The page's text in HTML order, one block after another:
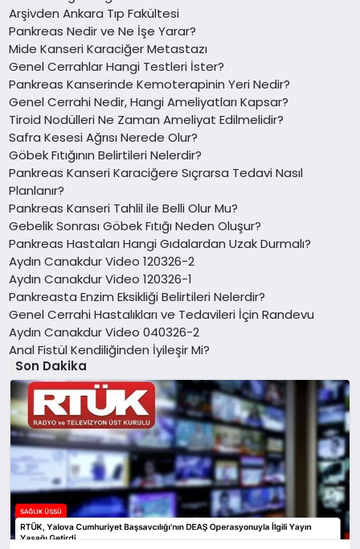
Arşivden Ankara Tıp Fakültesi
Pankreas Nedir ve Ne İşe Yarar?
Mide Kanseri Karaciğer Metastazı
Genel Cerrahlar Hangi Testleri İster?
Pankreas Kanserinde Kemoterapinin Yeri Nedir?
Genel Cerrahi Nedir, Hangi Ameliyatları Kapsar?
Tiroid Nodülleri Ne Zaman Ameliyat Edilmelidir?
Safra Kesesi Ağrısı Nerede Olur?
Göbek Fıtığının Belirtileri Nelerdir?
Pankreas Kanseri Karaciğere Sıçrarsa Tedavi Nasıl
Planlanır?
Pankreas Kanseri Tahlil ile Belli Olur Mu?
Gebelik Sonrası Göbek Fıtığı Neden Oluşur?
Pankreas Hastaları Hangi Gıdalardan Uzak Durmalı?
Aydın Canakdur Video 120326-2
Aydın Canakdur Video 120326-1
Pankreasta Enzim Eksikliği Belirtileri Nelerdir?
Genel Cerrahi Hastalıkları ve Tedavileri İçin Randevu
Aydın Canakdur Video 040326-2
Anal Fistül Kendiliğinden İyileşir Mi?
Son Dakika